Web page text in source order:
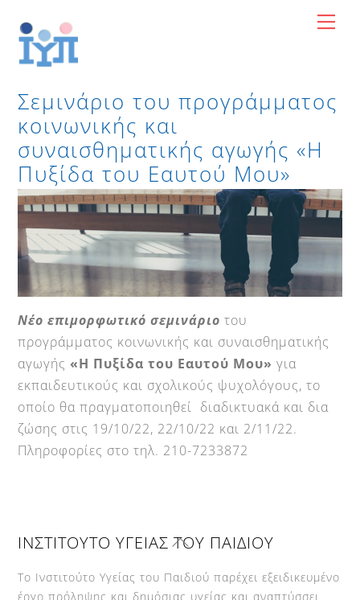
content
Σεμινάριο του προγράμματος
κοινωνικής και
συναισθηματικής αγωγής «Η
Πυξίδα του Εαυτού Μου»
Νέο επιμορφωτικό σεμινάριο του
προγράμματος κοινωνικής και συναισθηματικής
αγωγής«Η Πυξίδα του Εαυτού Μου» για
εκπαιδευτικούς και σχολικούς ψυχολόγους, το
οποίο θα πραγματοποιηθεί διαδικτυακά και δια
ζώσης στις 19/10/22, 22/10/22 και 2/11/22.
Πληροφορίες στο τηλ. 210-7233872
Back
Top
ΙΝΣΤΙΤΟΥΤΟ ΥΓΕΙΑΣ ΤΟΥ ΠΑΙΔΙΟΥ
Το Ινστιτούτο Υγείας του Παιδιού παρέχει εξειδικευμένο
έργο πρόληψης και δημόσιας υγείας και αναπτύσσει